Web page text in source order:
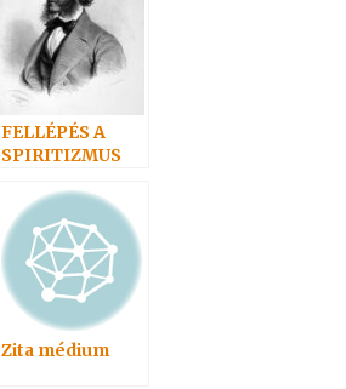
FELLÉPÉS A
SPIRITIZMUS
Zita médium